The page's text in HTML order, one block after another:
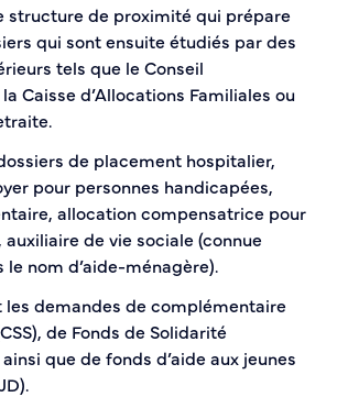
structure de proximité qui prépare
qui sont ensuite étudiés par des
tels que le Conseil
Caisse d’Allocations Familiales ou
de placement hospitalier,
pour personnes handicapées,
allocation compensatrice pour
de vie sociale (connue
le nom d’aide-ménagère).
les demandes de complémentaire
de Fonds de Solidarité
que de fonds d’aide aux jeunes
SORTIR
des espaces verts
et balcons fleuris